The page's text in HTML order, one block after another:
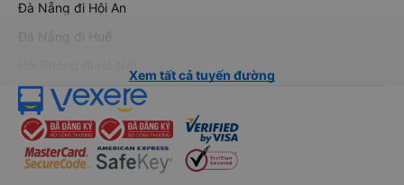
Đà Nẵng đi Hội An
Đà Nẵng đi Huế
Xem tất cả tuyến đường